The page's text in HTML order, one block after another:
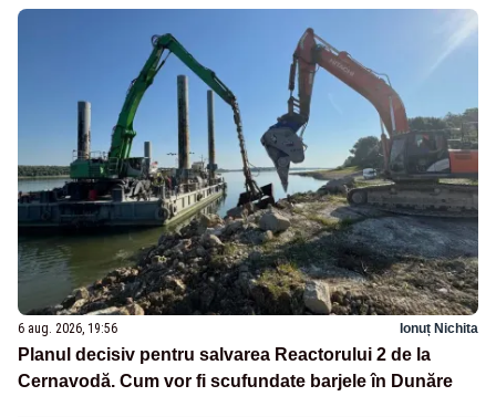
6 aug. 2026, 19:56 Ionuț Nichita
Planul decisiv pentru salvarea Reactorului 2 de la
Cernavodă. Cum vor fi scufundate barjele în Dunăre